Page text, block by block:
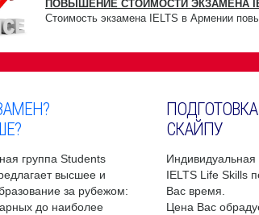
ПОВЫШЕНИЕ СТОИМОСТИ ЭКЗАМЕНА
Стоимость экзамена IELTS в Армении
группа Students
высшее и
за рубежом:
до наиболее
ПОДГОТОВКА
СКАЙПУ
Индивидуальная
IELTS Life Skills
Вас время.
Цена Вас